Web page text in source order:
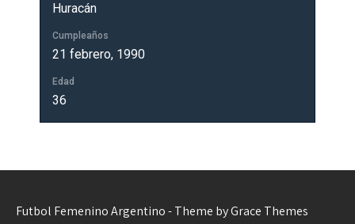
Huracán
Cumpleaños
21 febrero, 1990
Edad
36
Futbol Femenino Argentino - Theme by Grace Themes